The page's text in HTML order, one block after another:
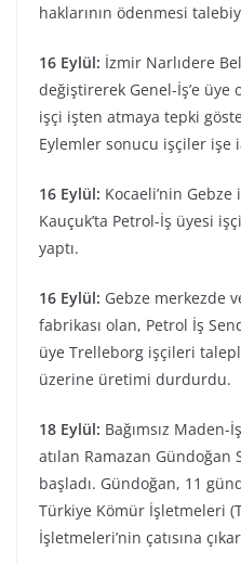
haklarının ödenmesi
16 Eylül: İzmir Narlıdere
değiştirerek Genel-İş’e üye
işçi işten atmaya tepki
Eylemler sonucu işçiler işe
16 Eylül: Kocaeli’nin
Kauçuk’ta Petrol-İş üyesi
yaptı.
16 Eylül: Gebze merkezde
fabrikası olan, Petrol İş
üye Trelleborg işçileri
üzerine üretimi durdurdu.
18 Eylül: Bağımsız
atılan Ramazan
başladı. Gündoğan, 11
Türkiye Kömür İşletmeleri
İşletmeleri’nin çatısına